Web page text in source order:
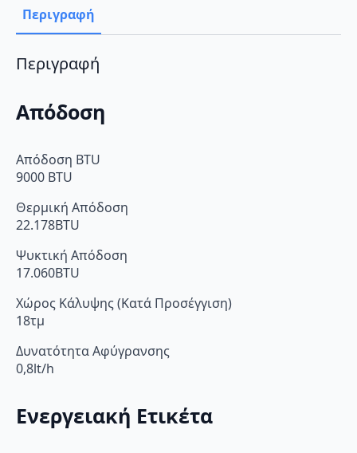
με
Ιονιστή
και
Fi
ποσότητα
Περιγραφή
Περιγραφή
Απόδοση
Απόδοση BTU
9000 BTU
Θερμική Απόδοση
22.178BTU
Ψυκτική Απόδοση
17.060BTU
Χώρος Κάλυψης (Κατά Προσέγγιση)
18τμ
Δυνατότητα Αφύγρανσης
0,8lt/h
Ενεργειακή Ετικέτα